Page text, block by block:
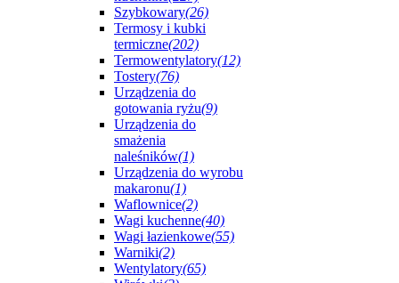
Szybkowary(26)
Termosy i kubki
termiczne(202)
Termowentylatory(12)
Tostery(76)
Urządzenia do
gotowania ryżu(9)
Urządzenia do
smażenia
naleśników(1)
Urządzenia do wyrobu
makaronu(1)
Waflownice(2)
Wagi kuchenne(40)
Wagi łazienkowe(55)
Warniki(2)
Wentylatory(65)